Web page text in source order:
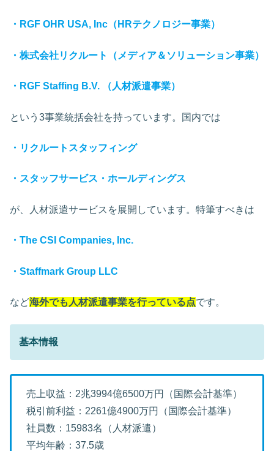
・RGF OHR USA, Inc（HRテクノロジー事業）
・株式会社リクルート（メディア＆ソリューション事業）
・RGF Staffing B.V. （人材派遣事業）
という3事業統括会社を持っています。国内では
・リクルートスタッフィング
・スタッフサービス・ホールディングス
が、人材派遣サービスを展開しています。特筆すべきは
・The CSI Companies, Inc.
・Staffmark Group LLC
など海外でも人材派遣事業を行っている点です。
基本情報
売上収益：2兆3994億6500万円（国際会計基準）
税引前利益：2261億4900万円（国際会計基準）
社員数：15983名（人材派遣）
平均年齢：37.5歳